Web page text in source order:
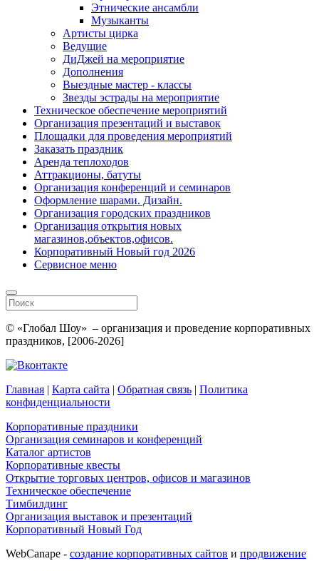
Этнические ансамбли
Музыканты
Артисты цирка
Ведущие
ДиДжей на мероприятие
Дополнения
Выездные мастер - классы
Звезды эстрады на мероприятие
Техническое обеспечение мероприятий
Организация презентаций и выставок
Площадки для проведения мероприятий
Заказать праздник
Аренда теплоходов
Аттракционы, батуты
Организация конференций и семинаров
Оформление шарами. Дизайн.
Организация городских праздников
Организация открытия новых
магазинов,объектов,офисов.
Корпоративный Новый год 2026
Сервисное меню
© «Глобал Шоу» – организация и проведение корпоративных
праздников, [2006-2026]
Главная | Карта сайта | Обратная связь | Политика
конфиденциальности
Корпоративные праздники
Организация семинаров и конференций
Каталог артистов
Корпоративные квесты
Открытие торговых центров, офисов и магазинов
Техническое обеспечение
Тимбилдинг
Организация выставок и презентаций
Корпоративный Новый Год
WebCanape - создание корпоративных сайтов и продвижение